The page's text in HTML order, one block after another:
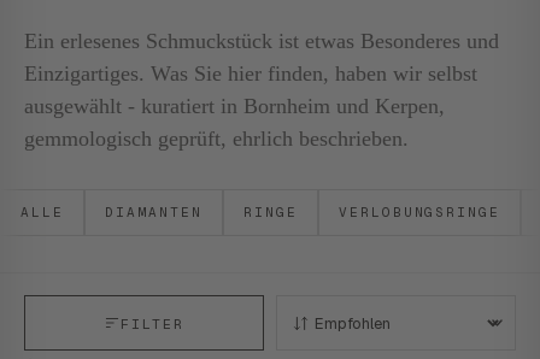
Ein erlesenes Schmuckstück ist etwas Besonderes und
Einzigartiges. Was Sie hier finden, haben wir selbst
ausgewählt - kuratiert in Bornheim und Kerpen,
gemmologisch geprüft, ehrlich beschrieben.
ALLE DIAMANTEN RINGE VERLOBUNGSRINGE
FILTER SORTIEREN: